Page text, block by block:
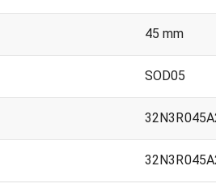
45 mm
SOD05